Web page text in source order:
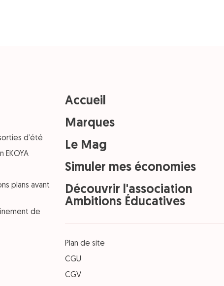
d’été
plans avant
de
Accueil
Marques
Le Mag
Simuler mes économies
Découvrir l'association
Ambitions Éducatives
Plan de site
CGU
CGV